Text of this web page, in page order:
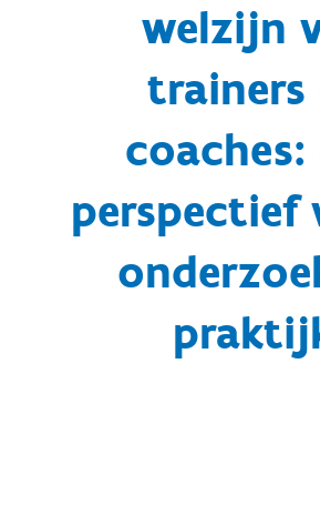
welzijn
trainers
coaches:
perspectief